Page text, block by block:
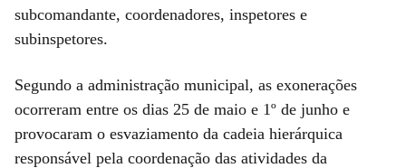
subcomandante, coordenadores, inspetores e
subinspetores.
Segundo a administração municipal, as exonerações
ocorreram entre os dias 25 de maio e 1º de junho e
provocaram o esvaziamento da cadeia hierárquica
responsável pela coordenação das atividades da